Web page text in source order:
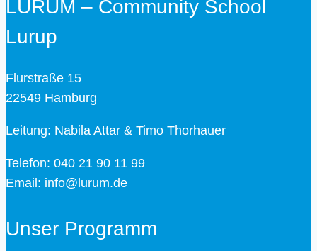
LURUM – Community School
Lurup
Flurstraße 15
22549 Hamburg
Leitung: Nabila Attar & Timo Thorhauer
Telefon: 040 21 90 11 99
Email: info@lurum.de
Unser Programm